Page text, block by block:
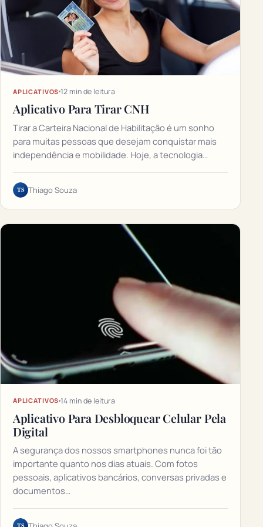
APLICATIVOS 12 min de leitura
Aplicativo Para Tirar CNH
Tirar a Carteira Nacional de Habilitação é um sonho
para muitas pessoas que desejam conquistar mais
independência e mobilidade. Hoje, a tecnologia…
TS Thiago Souza
APLICATIVOS 14 min de leitura
Aplicativo Para Desbloquear Celular Pela
Digital
A segurança dos nossos smartphones nunca foi tão
importante quanto nos dias atuais. Com fotos
pessoais, aplicativos bancários, conversas privadas e
documentos…